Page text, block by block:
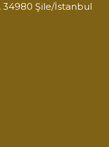
34980 Şile/İstanbul